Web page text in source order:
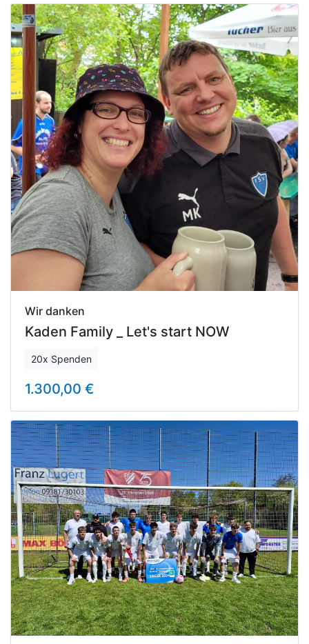
Wir danken
Kaden Family _ Let's start NOW
20x Spenden
1.300,00 €